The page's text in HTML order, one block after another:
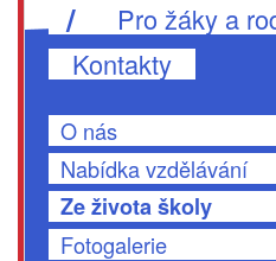
/ Pro žáky a
Kontakty
O nás
Nabídka vzdělávání
Ze života školy
Fotogalerie